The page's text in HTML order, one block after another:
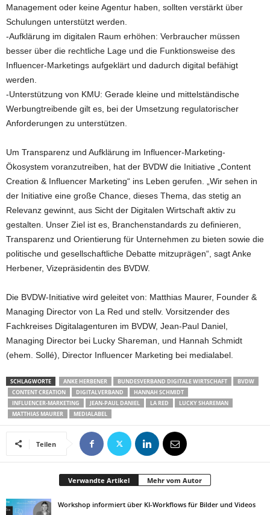
Management oder keine Agentur haben, sollten verstärkt über
Schulungen unterstützt werden.
-Aufklärung im digitalen Raum erhöhen: Verbraucher müssen
besser über die rechtliche Lage und die Funktionsweise des
Influencer-Marketings aufgeklärt und dadurch digital befähigt
werden.
-Unterstützung von KMU: Gerade kleine und mittelständische
Werbungtreibende gilt es, bei der Umsetzung regulatorischer
Anforderungen zu unterstützen.
Um Transparenz und Aufklärung im Influencer-Marketing-
Ökosystem voranzutreiben, hat der BVDW die Initiative „Content
Creation & Influencer Marketing“ ins Leben gerufen. „Wir sehen in
der Initiative eine große Chance, dieses Thema, das stetig an
Relevanz gewinnt, aus Sicht der Digitalen Wirtschaft aktiv zu
gestalten. Unser Ziel ist es, Branchenstandards zu definieren,
Transparenz und Orientierung für Unternehmen zu bieten sowie die
politische und gesellschaftliche Debatte mitzuprägen“, sagt Anke
Herbener, Vizepräsidentin des BVDW.
Die BVDW-Initiative wird geleitet von: Matthias Maurer, Founder &
Managing Director von La Red und stellv. Vorsitzender des
Fachkreises Digitalagenturen im BVDW, Jean-Paul Daniel,
Managing Director bei Lucky Shareman, und Hannah Schmidt
(ehem. Sollé), Director Influencer Marketing bei medialabel.
SCHLAGWORTE ANKE HERBENER BUNDESVERBAND DIGITALE WIRTSCHAFT
BVDW
CONTENT CREATION
DIGITALVERBAND
HANNAH SCHMIDT
INFLUENCER-MARKETING
JEAN-PAUL DANIEL LA RED
LUCKY SHAREMAN
MATTHIAS MAURER
MEDIALABEL
Teilen
Verwandte Artikel Mehr vom Autor
Workshop informiert über KI-Workflows für Bilder und Videos